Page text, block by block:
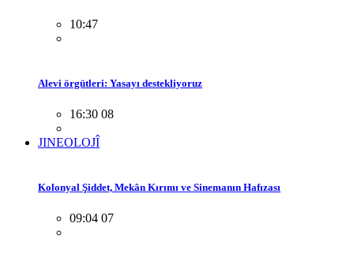
10:47
Alevi örgütleri: Yasayı destekliyoruz
16:30 08
JINEOLOJÎ
Kolonyal Şiddet, Mekân Kırımı ve Sinemanın Hafızası
09:04 07